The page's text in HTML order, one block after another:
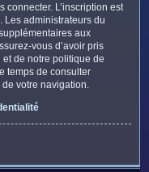
connecter. L’inscription est
Les administrateurs du
aux
vous d’avoir pris
de notre politique de
temps de consulter
votre navigation.